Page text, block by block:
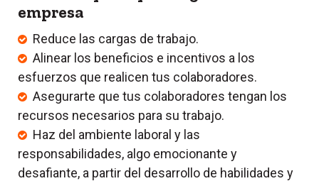
empresa
Reduce las cargas de trabajo.
Alinear los beneficios e incentivos a los
esfuerzos que realicen tus colaboradores.
Asegurarte que tus colaboradores tengan los
recursos necesarios para su trabajo.
Haz del ambiente laboral y las
responsabilidades, algo emocionante y
desafiante, a partir del desarrollo de habilidades y